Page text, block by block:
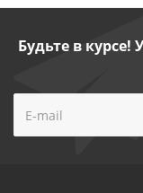
Будьте в